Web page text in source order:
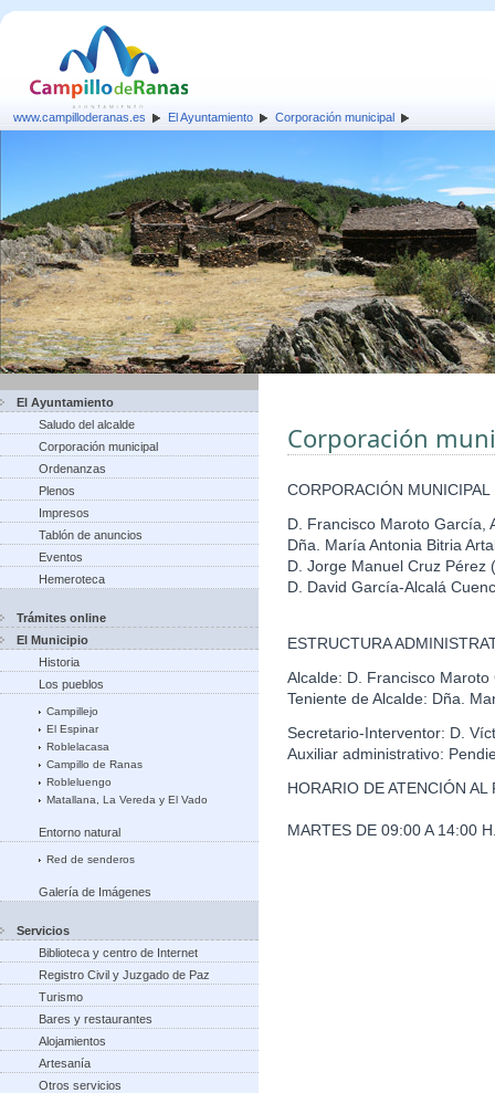
www.campilloderanas.es El Ayuntamiento Corporación municipal
El Ayuntamiento
Saludo del alcalde
Corporación municipal
Ordenanzas
Plenos
Impresos
Tablón de anuncios
Eventos
Hemeroteca
Trámites online
El Municipio
Historia
Los pueblos
Campillejo
El Espinar
Roblelacasa
Campillo de Ranas
Robleluengo
Matallana, La Vereda y El Vado
Entorno natural
Red de senderos
Galería de Imágenes
Servicios
Biblioteca y centro de Internet
Registro Civil y Juzgado de Paz
Turismo
Bares y restaurantes
Alojamientos
Artesanía
Otros servicios
Corporación
CORPORACIÓN MUNICIPAL
D. Francisco Maroto García,
Dña. María Antonia Bitria
D. Jorge Manuel Cruz Pérez
D. David García-Alcalá
ESTRUCTURA
Alcalde: D. Francisco Maroto
Teniente de Alcalde: Dña.
Secretario-Interventor: D.
Auxiliar administrativo:
HORARIO DE ATENCIÓN AL
MARTES DE 09:00 A 14:00